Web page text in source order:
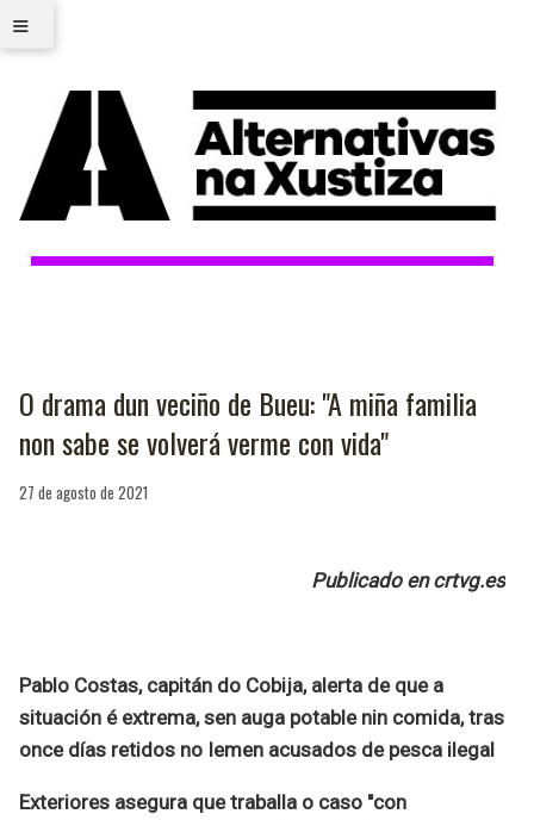
≡
O drama dun veciño de Bueu: "A miña familia
non sabe se volverá verme con vida"
27 de agosto de 2021
Publicado en crtvg.es
Pablo Costas, capitán do Cobija, alerta de que a
situación é extrema, sen auga potable nin comida, tras
once días retidos no Iemen acusados de pesca ilegal
Exteriores asegura que traballa o caso "con